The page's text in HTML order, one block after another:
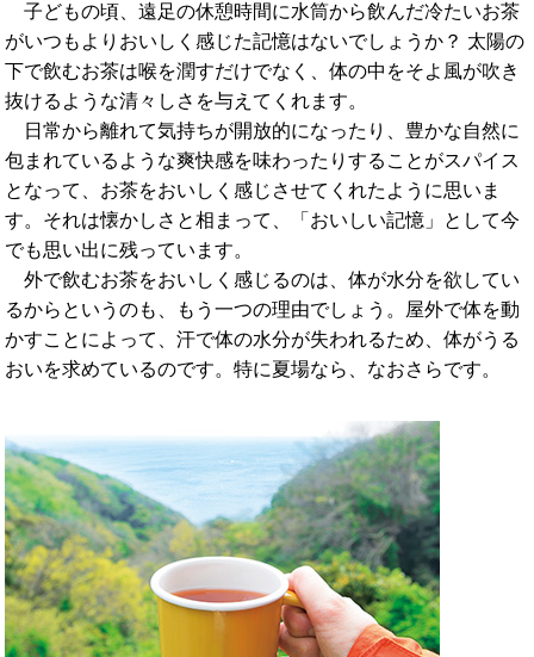
子どもの頃、遠足の休憩時間に水筒から飲んだ冷たいお茶
がいつもよりおいしく感じた記憶はないでしょうか？ 太陽の
下で飲むお茶は喉を潤すだけでなく、体の中をそよ風が吹き
抜けるような清々しさを与えてくれます。
日常から離れて気持ちが開放的になったり、豊かな自然に
包まれているような爽快感を味わったりすることがスパイス
となって、お茶をおいしく感じさせてくれたように思いま
す。それは懐かしさと相まって、「おいしい記憶」として今
でも思い出に残っています。
外で飲むお茶をおいしく感じるのは、体が水分を欲してい
るからというのも、もう一つの理由でしょう。屋外で体を動
かすことによって、汗で体の水分が失われるため、体がうる
おいを求めているのです。特に夏場なら、なおさらです。